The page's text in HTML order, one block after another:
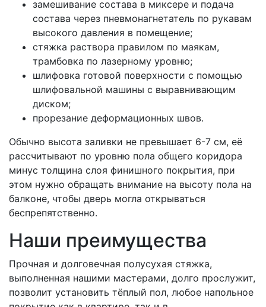
замешивание состава в миксере и подача
состава через пневмонагнетатель по рукавам
высокого давления в помещение;
стяжка раствора правилом по маякам,
трамбовка по лазерному уровню;
шлифовка готовой поверхности с помощью
шлифовальной машины с выравнивающим
диском;
прорезание деформационных швов.
Обычно высота заливки не превышает 6-7 см, её
рассчитывают по уровню пола общего коридора
минус толщина слоя финишного покрытия, при
этом нужно обращать внимание на высоту пола на
балконе, чтобы дверь могла открываться
беспрепятственно.
Наши преимущества
Прочная и долговечная полусухая стяжка,
выполненная нашими мастерами, долго прослужит,
позволит установить тёплый пол, любое напольное